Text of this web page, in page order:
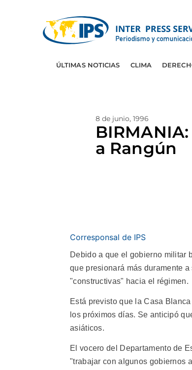
ÚLTIMAS NOTICIAS CLIMA
8 de junio, 1996
a Rangún
Corresponsal de IPS
Debido a que el gobierno militar
que presionará más duramente
"constructivas" hacia el régimen.
Está previsto que la Casa
los próximos días. Se anticipó
asiáticos.
El vocero del Departamento de
"trabajar con algunos gobiernos